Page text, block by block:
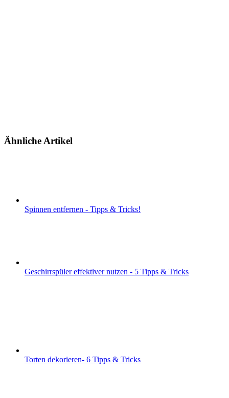
Ähnliche Artikel
Spinnen entfernen - Tipps & Tricks!
Geschirrspüler effektiver nutzen - 5 Tipps & Tricks
Torten dekorieren- 6 Tipps & Tricks